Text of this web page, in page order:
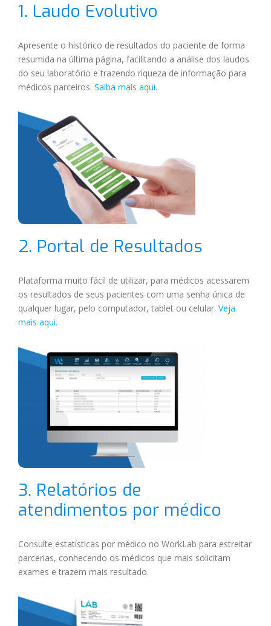
1. Laudo Evolutivo
Apresente o histórico de resultados do paciente de forma
resumida na última página, facilitando a análise dos laudos
do seu laboratório e trazendo riqueza de informação para
médicos parceiros. Saiba mais aqui.
2. Portal de Resultados
Plataforma muito fácil de utilizar, para médicos acessarem
os resultados de seus pacientes com uma senha única de
qualquer lugar, pelo computador, tablet ou celular. Veja
mais aqui.
3. Relatórios de
atendimentos por médico
Consulte estatísticas por médico no WorkLab para estreitar
parcerias, conhecendo os médicos que mais solicitam
exames e trazem mais resultado.